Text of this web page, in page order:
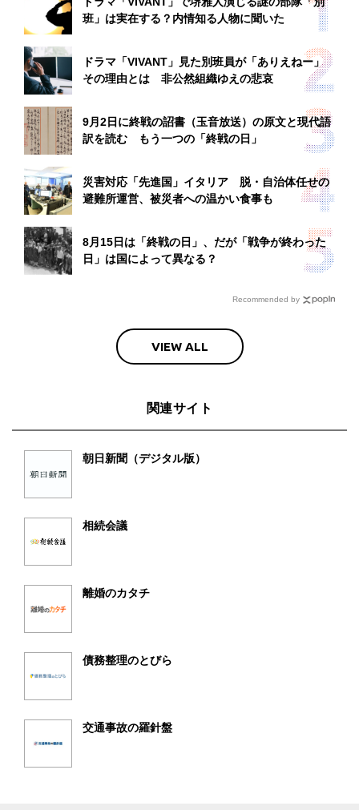
班」は実在する？内情知る人物に聞いた
ドラマ「VIVANT」見た別班員が「ありえねー」
その理由とは 非公然組織ゆえの悲哀
9月2日に終戦の詔書（玉音放送）の原文と現代語
訳を読む もう一つの「終戦の日」
災害対応「先進国」イタリア 脱・自治体任せの
避難所運営、被災者への温かい食事も
8月15日は「終戦の日」、だが「戦争が終わった
日」は国によって異なる？
Recommended by
VIEW ALL
関連サイト
朝日新聞（デジタル版）
相続会議
離婚のカタチ
債務整理のとびら
交通事故の羅針盤